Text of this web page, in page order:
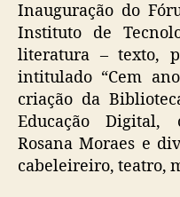
Inauguração do
Instituto de
literatura – texto,
intitulado “Cem
criação da
Educação Digital,
Rosana Moraes e
cabeleireiro, teatro,